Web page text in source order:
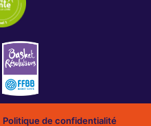
Politique de confidentialité